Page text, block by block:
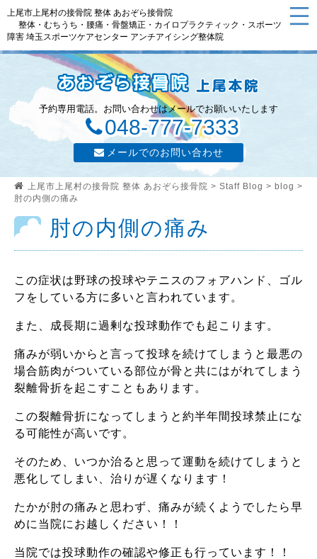
上尾市上尾村の接骨院 整体 あおぞら接骨院
整体・むちうち・腰痛・骨盤矯正・カイロプラクティック・スポーツ
障害 埼玉スポーツケアセンター アンチアイシング整体院
予約専用電話。お問い合わせはメールでお願いいたします
048-777-7333
メールでのお問い合わせ
上尾市上尾村の接骨院 整体 あおぞら接骨院 > Staff Blog > blog >
肘の内側の痛み
肘の内側の痛み
この症状は野球の投球やテニスのフォアハンド、ゴル
フをしている方に多いと言われています。
また、成長期に過剰な投球動作でも起こります。
痛みが弱いからと言って投球を続けてしまうと最悪の
場合筋肉がついている部位が骨と共にはがれてしまう
裂離骨折を起こすこともあります。
この裂離骨折になってしまうと約半年間投球禁止にな
る可能性が高いです。
そのため、いつか治ると思って運動を続けてしまうと
悪化してしまい、治りが遅くなります！
たかが肘の痛みと思わず、痛みが続くようでしたら早
めに当院にお越しください！！
当院では投球動作の確認や修正も行っています！！